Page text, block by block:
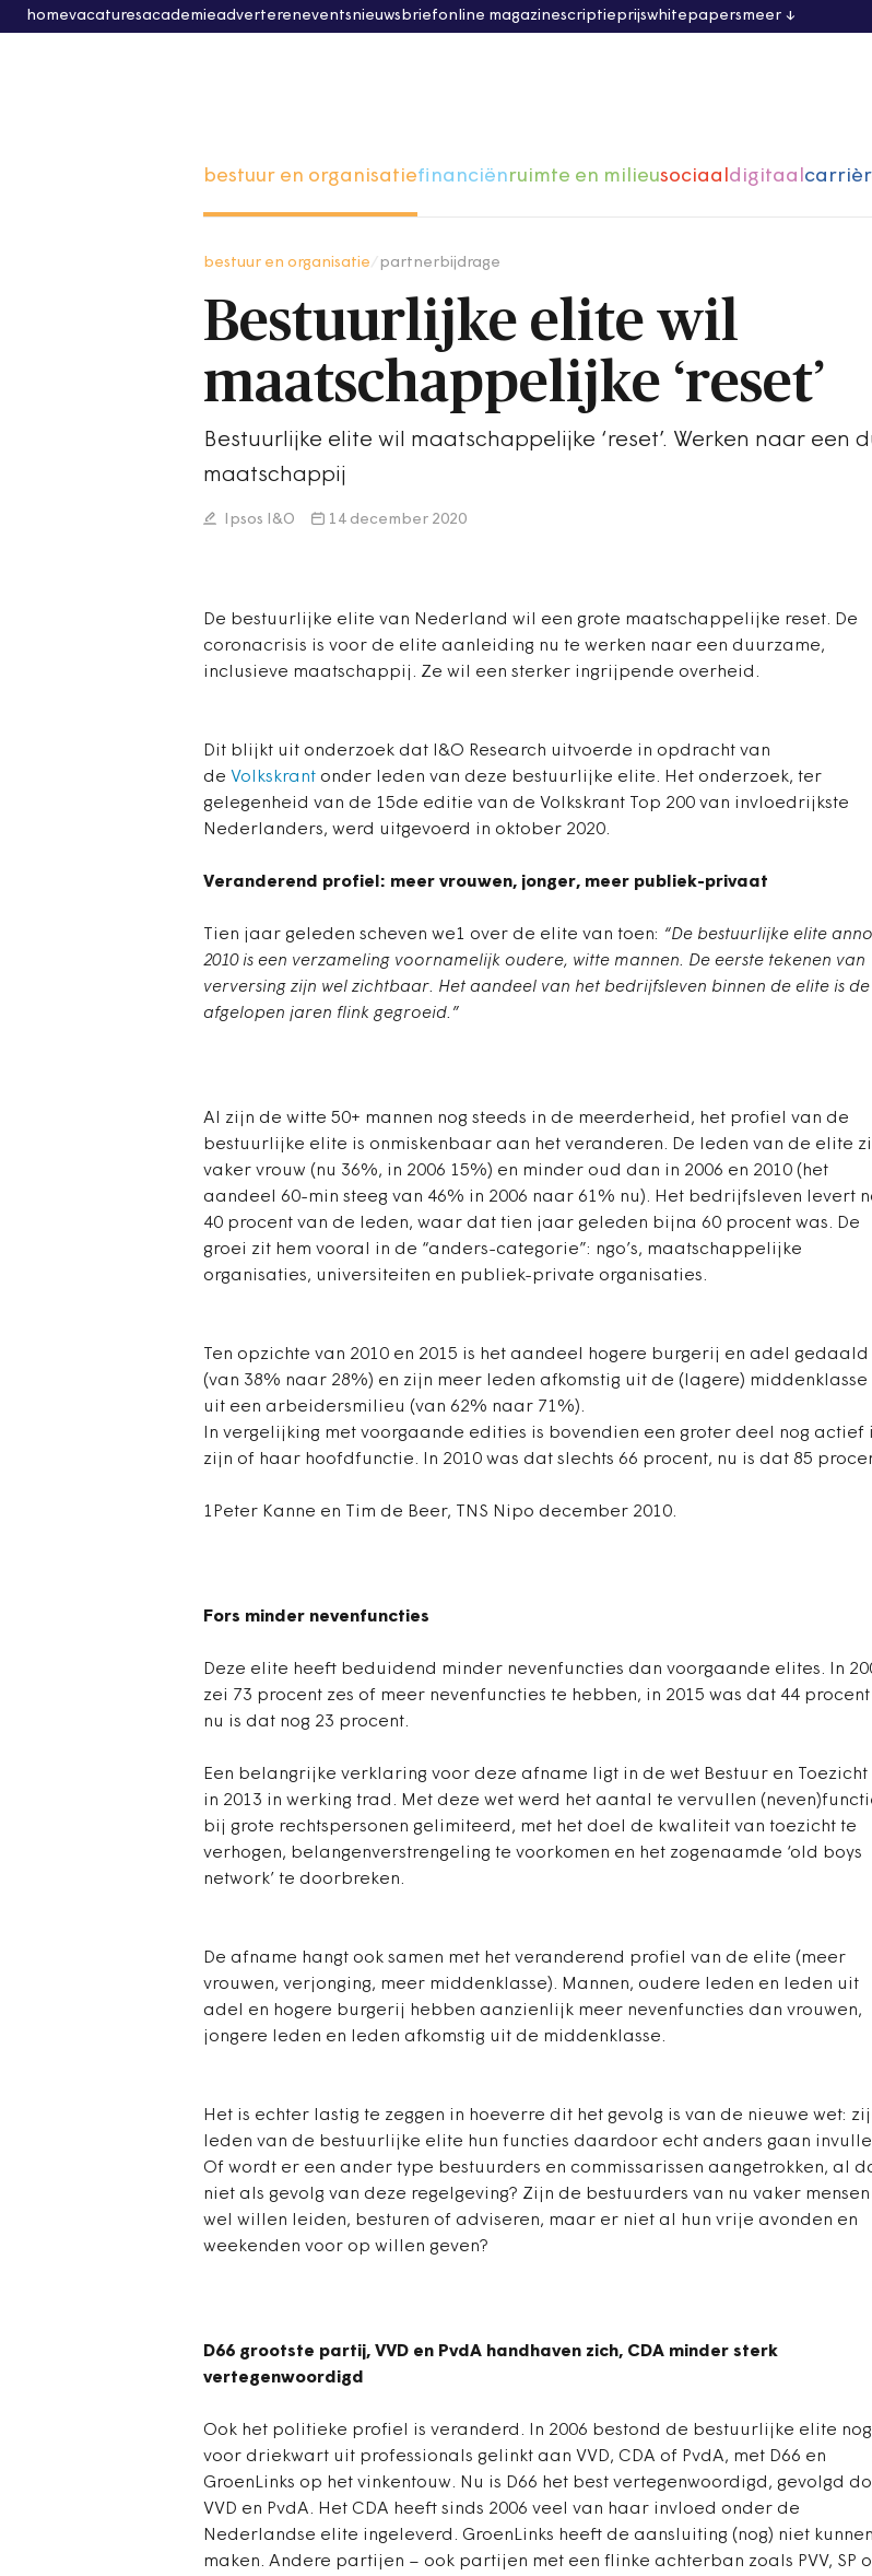
homevacaturesacademieadvertereneventsnieuwsbriefonline magazinescriptieprijswhitepapersmeer
bestuur en organisatiefinanciënruimte en milieusociaaldigitaal
bestuur en organisatie partnerbijdrage
Bestuurlijke elite wil
maatschappelijke ‘reset’
Bestuurlijke elite wil maatschappelijke ‘reset’. Werken naar een
maatschappij
Ipsos I&O 14 december 2020
De bestuurlijke elite van Nederland wil een grote maatschappelijke reset. De
coronacrisis is voor de elite aanleiding nu te werken naar een duurzame,
inclusieve maatschappij. Ze wil een sterker ingrijpende overheid.
Dit blijkt uit onderzoek dat I&O Research uitvoerde in opdracht van
de Volkskrant onder leden van deze bestuurlijke elite. Het onderzoek, ter
gelegenheid van de 15de editie van de Volkskrant Top 200 van invloedrijkste
Nederlanders, werd uitgevoerd in oktober 2020.
Veranderend profiel: meer vrouwen, jonger, meer publiek-privaat
Tien jaar geleden scheven we1 over de elite van toen: “De bestuurlijke elite anno
2010 is een verzameling voornamelijk oudere, witte mannen. De eerste tekenen van
verversing zijn wel zichtbaar. Het aandeel van het bedrijfsleven binnen de elite is de
afgelopen jaren flink gegroeid.”
Al zijn de witte 50+ mannen nog steeds in de meerderheid, het profiel van de
bestuurlijke elite is onmiskenbaar aan het veranderen. De leden van de elite
vaker vrouw (nu 36%, in 2006 15%) en minder oud dan in 2006 en 2010 (het
aandeel 60-min steeg van 46% in 2006 naar 61% nu). Het bedrijfsleven levert
40 procent van de leden, waar dat tien jaar geleden bijna 60 procent was. De
groei zit hem vooral in de “anders-categorie”: ngo’s, maatschappelijke
organisaties, universiteiten en publiek-private organisaties.
Ten opzichte van 2010 en 2015 is het aandeel hogere burgerij en adel gedaald
(van 38% naar 28%) en zijn meer leden afkomstig uit de (lagere) middenklasse
uit een arbeidersmilieu (van 62% naar 71%).
In vergelijking met voorgaande edities is bovendien een groter deel nog actief
zijn of haar hoofdfunctie. In 2010 was dat slechts 66 procent, nu is dat 85
1Peter Kanne en Tim de Beer, TNS Nipo december 2010.
Fors minder nevenfuncties
Deze elite heeft beduidend minder nevenfuncties dan voorgaande elites. In
zei 73 procent zes of meer nevenfuncties te hebben, in 2015 was dat 44 procent
nu is dat nog 23 procent.
Een belangrijke verklaring voor deze afname ligt in de wet Bestuur en Toezicht
in 2013 in werking trad. Met deze wet werd het aantal te vervullen
bij grote rechtspersonen gelimiteerd, met het doel de kwaliteit van toezicht te
verhogen, belangenverstrengeling te voorkomen en het zogenaamde ‘old boys
network’ te doorbreken.
De afname hangt ook samen met het veranderend profiel van de elite (meer
vrouwen, verjonging, meer middenklasse). Mannen, oudere leden en leden uit
adel en hogere burgerij hebben aanzienlijk meer nevenfuncties dan vrouwen,
jongere leden en leden afkomstig uit de middenklasse.
Het is echter lastig te zeggen in hoeverre dit het gevolg is van de nieuwe wet:
leden van de bestuurlijke elite hun functies daardoor echt anders gaan
Of wordt er een ander type bestuurders en commissarissen aangetrokken, al
niet als gevolg van deze regelgeving? Zijn de bestuurders van nu vaker
wel willen leiden, besturen of adviseren, maar er niet al hun vrije avonden en
weekenden voor op willen geven?
D66 grootste partij, VVD en PvdA handhaven zich, CDA minder sterk
vertegenwoordigd
Ook het politieke profiel is veranderd. In 2006 bestond de bestuurlijke elite nog
voor driekwart uit professionals gelinkt aan VVD, CDA of PvdA, met D66 en
GroenLinks op het vinkentouw. Nu is D66 het best vertegenwoordigd, gevolgd
VVD en PvdA. Het CDA heeft sinds 2006 veel van haar invloed onder de
Nederlandse elite ingeleverd. GroenLinks heeft de aansluiting (nog) niet kunnen
maken. Andere partijen – ook partijen met een flinke achterban zoals PVV, SP